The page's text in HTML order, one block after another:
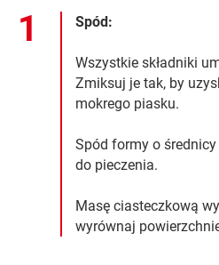
Spód:
Wszystkie składniki
Zmiksuj je tak, by
mokrego piasku.
Spód formy o
do pieczenia.
Masę ciasteczkową
wyrównaj